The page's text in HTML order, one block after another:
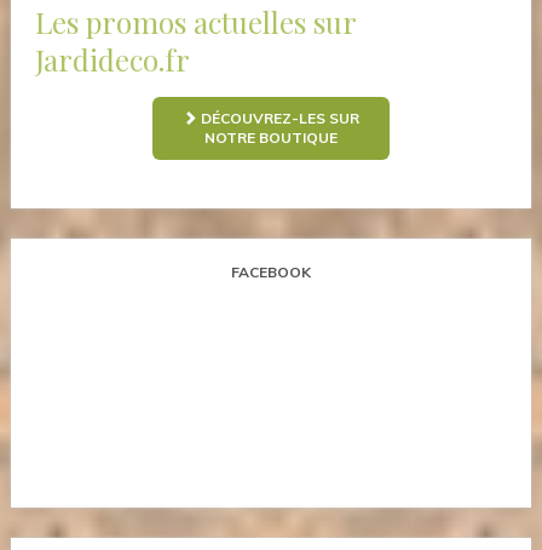
Les promos actuelles sur
Jardideco.fr
DÉCOUVREZ-LES SUR
NOTRE BOUTIQUE
FACEBOOK